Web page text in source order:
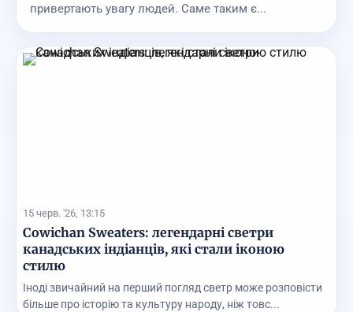
привертають увагу людей. Саме таким є...
15 черв. '26, 13:15
Cowichan Sweaters: легендарні светри
канадських індіанців, які стали іконою
стилю
Іноді звичайний на перший погляд светр може розповісти
більше про історію та культуру народу, ніж товс...